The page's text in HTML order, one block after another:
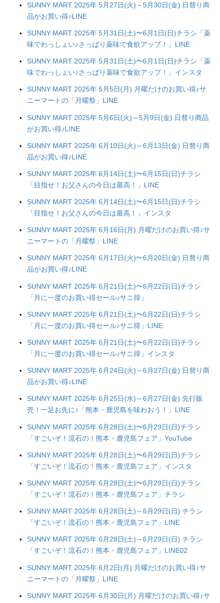
SUNNY MART 2025年 5月27日(火)～5月30日(金) 日替り商
品がお買い得♪LINE
SUNNY MART 2025年 5月31日(土)〜6月1日(日)チラシ「薬
味でわっしょい♪さっぱり薬味で食欲アップ！」LINE
SUNNY MART 2025年 5月31日(土)〜6月1日(日)チラシ「薬
味でわっしょい♪さっぱり薬味で食欲アップ！」インスタ
SUNNY MART 2025年 5月5日(月) 月曜だけのお買い得♪サ
ニーマートの「月曜祭」LINE
SUNNY MART 2025年 5月6日(火)～5月9日(金) 日替り商品
がお買い得♪LINE
SUNNY MART 2025年 6月10日(火)～6月13日(金) 日替り商
品がお買い得♪LINE
SUNNY MART 2025年 6月14日(土)〜6月15日(日)チラシ
「目指せ！お父さんの今日は最高！」LINE
SUNNY MART 2025年 6月14日(土)〜6月15日(日)チラシ
「目指せ！お父さんの今日は最高！」インスタ
SUNNY MART 2025年 6月16日(月) 月曜だけのお買い得♪サ
ニーマートの「月曜祭」LINE
SUNNY MART 2025年 6月17日(火)〜6月20日(金) 日替り商
品がお買い得♪LINE
SUNNY MART 2025年 6月21日(土)〜6月22日(日)チラシ
「月に一度のお買い得セール♪サニ得」
SUNNY MART 2025年 6月21日(土)〜6月22日(日)チラシ
「月に一度のお買い得セール♪サニ得」LINE
SUNNY MART 2025年 6月21日(土)〜6月22日(日)チラシ
「月に一度のお買い得セール♪サニ得」インスタ
SUNNY MART 2025年 6月24日(火)～6月27日(金) 日替り商
品がお買い得♪LINE
SUNNY MART 2025年 6月25日(水)～6月27日(金) 先行販
売！一足お先に♪「熊本・鹿児島を味わおう！」LINE
SUNNY MART 2025年 6月28日(土)〜6月29日(日)チラシ
「すごいぞ！流石の！熊本・鹿児島フェア」YouTube
SUNNY MART 2025年 6月28日(土)〜6月29日(日)チラシ
「すごいぞ！流石の！熊本・鹿児島フェア」インスタ
SUNNY MART 2025年 6月28日(土)〜6月29日(日)チラシ
「すごいぞ！流石の！熊本・鹿児島フェア」チラシ
SUNNY MART 2025年 6月28日(土)～6月29日(日) チラシ
「すごいぞ！流石の！熊本・鹿児島フェア」LINE
SUNNY MART 2025年 6月28日(土)～6月29日(日) チラシ
「すごいぞ！流石の！熊本・鹿児島フェア」LINE02
SUNNY MART 2025年 6月2日(月) 月曜だけのお買い得♪サ
ニーマートの「月曜祭」LINE
SUNNY MART 2025年 6月30日(月) 月曜だけのお買い得♪サ